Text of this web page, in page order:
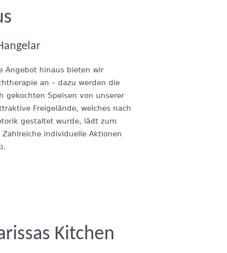
Angebot hinaus bieten wir
an – dazu werden die
gekochten Speisen von unserer
Freigelände, welches nach
gestaltet wurde, lädt zum
Zahlreiche individuelle Aktionen
Kitchen